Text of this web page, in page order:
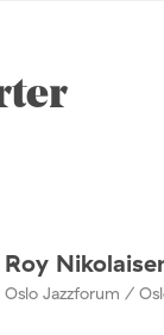
Roy
Oslo Jazzforum /